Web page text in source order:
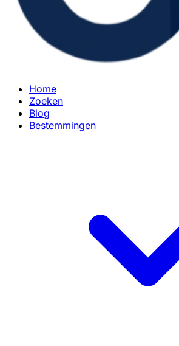
Home
Zoeken
Blog
Bestemmingen